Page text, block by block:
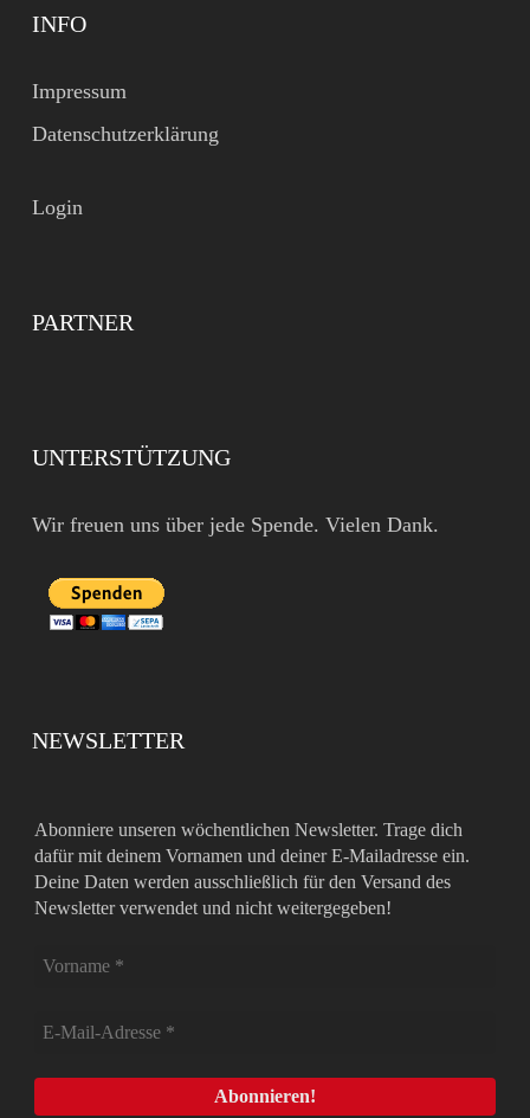
INFO
Impressum
Datenschutzerklärung
Login
PARTNER
UNTERSTÜTZUNG
Wir freuen uns über jede Spende. Vielen Dank.
NEWSLETTER
Abonniere unseren wöchentlichen Newsletter. Trage dich
dafür mit deinem Vornamen und deiner E-Mailadresse ein.
Deine Daten werden ausschließlich für den Versand des
Newsletter verwendet und nicht weitergegeben!